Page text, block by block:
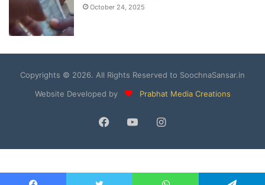
October 24, 2025
Copyrights © 2026. All Rights Reserved to SoochnaSansar.in
Website Developed by
Prabhat Media Creations
Facebook
YouTubeInstagram